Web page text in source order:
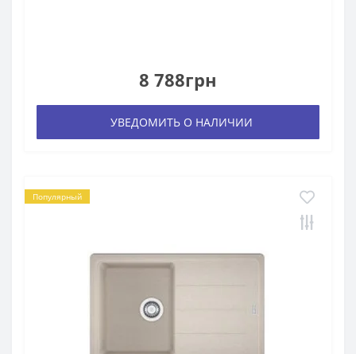
8 788грн
УВЕДОМИТЬ О НАЛИЧИИ
Популярный